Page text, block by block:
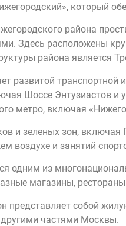
который
района
Здесь расположены
района является
развитой транспортной
Шоссе Энтузиастов
метро, включая
и зеленых зон,
воздухе и занятий
одним из
магазины,
представляет собой
частями Москвы.